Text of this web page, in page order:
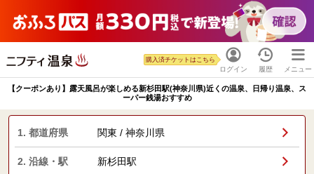
ログイン
購入済チケットはこちら
履歴 メニュー
【クーポンあり】露天風呂が楽しめる新杉田駅(神奈川県)近くの温泉、日帰り温泉、ス
ーパー銭湯おすすめ
1. 都道府県 関東 / 神奈川県
2. 沿線・駅 新杉田駅